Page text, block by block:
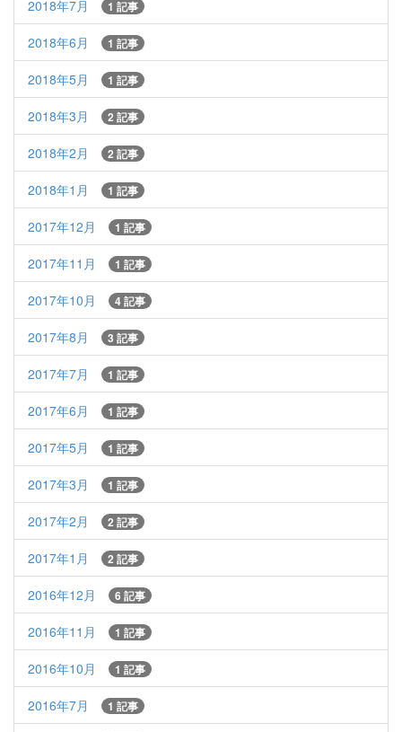
2018年7月 1 記事
2018年6月 1 記事
2018年5月 1 記事
2018年3月 2 記事
2018年2月 2 記事
2018年1月 1 記事
2017年12月 1 記事
2017年11月 1 記事
2017年10月 4 記事
2017年8月 3 記事
2017年7月 1 記事
2017年6月 1 記事
2017年5月 1 記事
2017年3月 1 記事
2017年2月 2 記事
2017年1月 2 記事
2016年12月 6 記事
2016年11月 1 記事
2016年10月 1 記事
2016年7月 1 記事